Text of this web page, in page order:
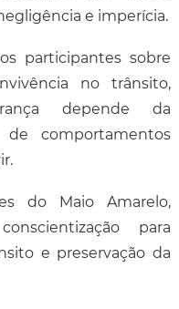
e imperícia.
participantes sobre
no trânsito,
depende da
de comportamentos
do Maio Amarelo,
para
e preservação da